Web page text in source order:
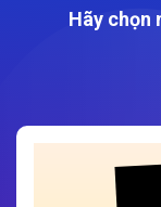
Hãy chọn